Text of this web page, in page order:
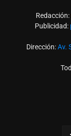
Redacción:
Publicidad:
Dirección:Av.